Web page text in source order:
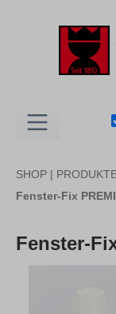
SHOP |
Fenster-Fix
Fenster-